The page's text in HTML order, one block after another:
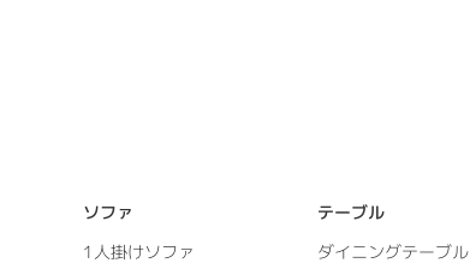
ソファ
1人掛けソファ
テーブル
ダイニングテーブル